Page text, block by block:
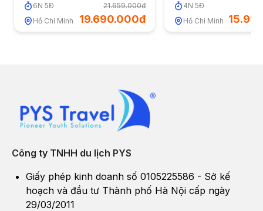
6N 5Đ
Hồ Chí Minh
21.659.000đ
19.690.000đ
4N 5Đ
Hồ Chí Minh
Công ty TNHH du lịch PYS
Giấy phép kinh doanh số 0105225586 - Sở kế
hoạch và đầu tư Thành phố Hà Nội cấp ngày
29/03/2011